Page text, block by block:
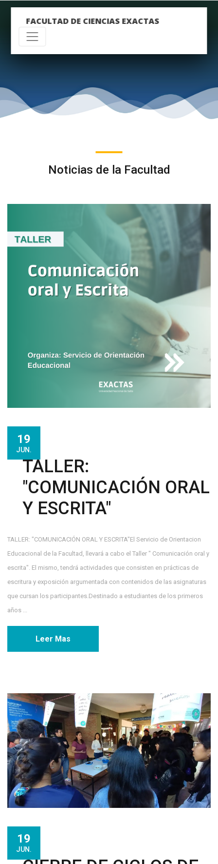
FACULTAD DE CIENCIAS EXACTAS
Noticias de la Facultad
19
JUN.
TALLER:
"COMUNICACIÓN ORAL
Y ESCRITA"
TALLER: "COMUNICACIÓN ORAL Y ESCRITA"El Servicio de Orientacion
Educacional de la Facultad, llevará a cabo el Taller " Comunicación oral y
escrita". El mismo, tendrá actividades que consisten en prácticas de
escritura y exposición argumentada con contenidos de las asignaturas
que cursan los participantes.Destinado a estudiantes de los primeros
años ...
Leer Mas
19
JUN.